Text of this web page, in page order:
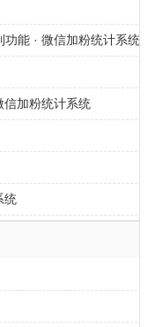
能 · 微信加粉统计系统
信加粉统计系统
统